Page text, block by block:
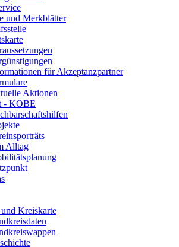
und Merkblätter
für Akzeptanzpartner
Aktionen
- KOBE
Alltag
Kreiskarte